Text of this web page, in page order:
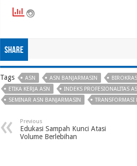
Share
Tags ASN ASN BANJARMASIN
ETIKA KERJA ASN
INDEKS PROFESIONALITAS
SEMINAR ASN BANJARMASIN
Previous
Edukasi Sampah Kunci Atasi
Volume Berlebihan